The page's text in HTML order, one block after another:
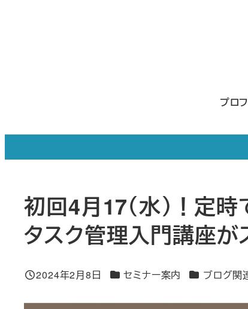
プロ
初回4月17（水）！定
タスク管理入門講座が
投稿日
2024年2月8日 カテゴリー
セミナー案内 カテゴリー
ブログ関